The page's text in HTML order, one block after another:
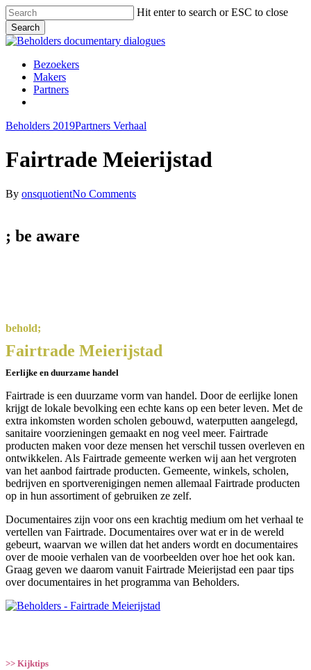
Skip
to
main
content
Hit enter to search or ESC to close
Search
Close
Menu
Bezoekers
Makers
Partners
Beholders 2019Partners Verhaal
Fairtrade Meierijstad
By onsquotientNo Comments
; be aware
behold;
Fairtrade Meierijstad
Eerlijke en duurzame handel
Fairtrade is een duurzame vorm van handel. Door de eerlijke lonen
krijgt de lokale bevolking een echte kans op een beter leven. Met de
extra inkomsten worden scholen gebouwd, waterputten aangelegd,
sanitaire voorzieningen gemaakt en nog veel meer. Fairtrade
producten maken voor deze mensen het verschil tussen overleven en
ontwikkelen. Als Fairtrade gemeente werken wij aan het vergroten
van het aanbod fairtrade producten. Gemeente, winkels, scholen,
bedrijven en sportverenigingen nemen allemaal Fairtrade producten
op in hun assortiment of gebruiken ze zelf.
Documentaires zijn voor ons een krachtig medium om het verhaal te
vertellen van Fairtrade. Documentaires over wat er in de wereld
gebeurt, waarvan we willen dat het anders wordt en documentaires
over de mooie verhalen van de voorbeelden over hoe het ook kan.
Graag geven we daarom vanuit Fairtrade Meierijstad een paar tips
over documentaires in het programma van Beholders.
>> Kijktips